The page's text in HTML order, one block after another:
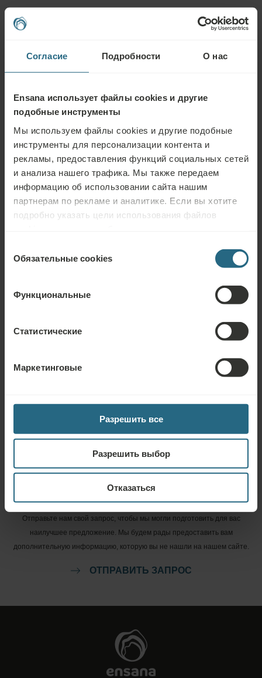
Согласие Подробности О нас
Ensana использует файлы cookies и другие
подобные инструменты
Мы используем файлы cookies и другие подобные
инструменты для персонализации контента и
рекламы, предоставления функций социальных сетей
и анализа нашего трафика. Мы также передаем
информацию об использовании сайта нашим
партнерам по рекламе и аналитике. Если вы хотите
подробно указать цели использования файлов
используйте кнопку «Разрешить всё».
согласия
Обязательные cookies
Функциональные
Статистические
Маркетинговые
Разрешить все
Разрешить выбор
Отказаться
нашими отелями Ensana или услугами. Вопросы и ответы, связанные с
нашей программой лояльности, можно найти здесь.
хотите присоединиться к нашей программе лояльности и получать
дополнительные скидки, льготы или просто быть в курсе всех последних
новостей, нажмите здесь.
ЗАБРОНИРОВАТЬ СЕЙЧАС
Запрос
Отправьте нам свой запрос, чтобы мы могли подготовить для вас
наилучшее предложение. Мы будем рады предоставить вам
дополнительную информацию, которую вы не нашли на нашем сайте.
ОТПРАВИТЬ ЗАПРОС